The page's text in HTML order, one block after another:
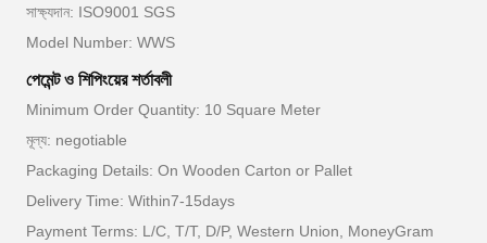
সাক্ষ্যদান: ISO9001 SGS
Model Number: WWS
পেমেন্ট ও শিপিংয়ের শর্তাবলী
Minimum Order Quantity: 10 Square Meter
মূল্য: negotiable
Packaging Details: On Wooden Carton or Pallet
Delivery Time: Within7-15days
Payment Terms: L/C, T/T, D/P, Western Union, MoneyGram